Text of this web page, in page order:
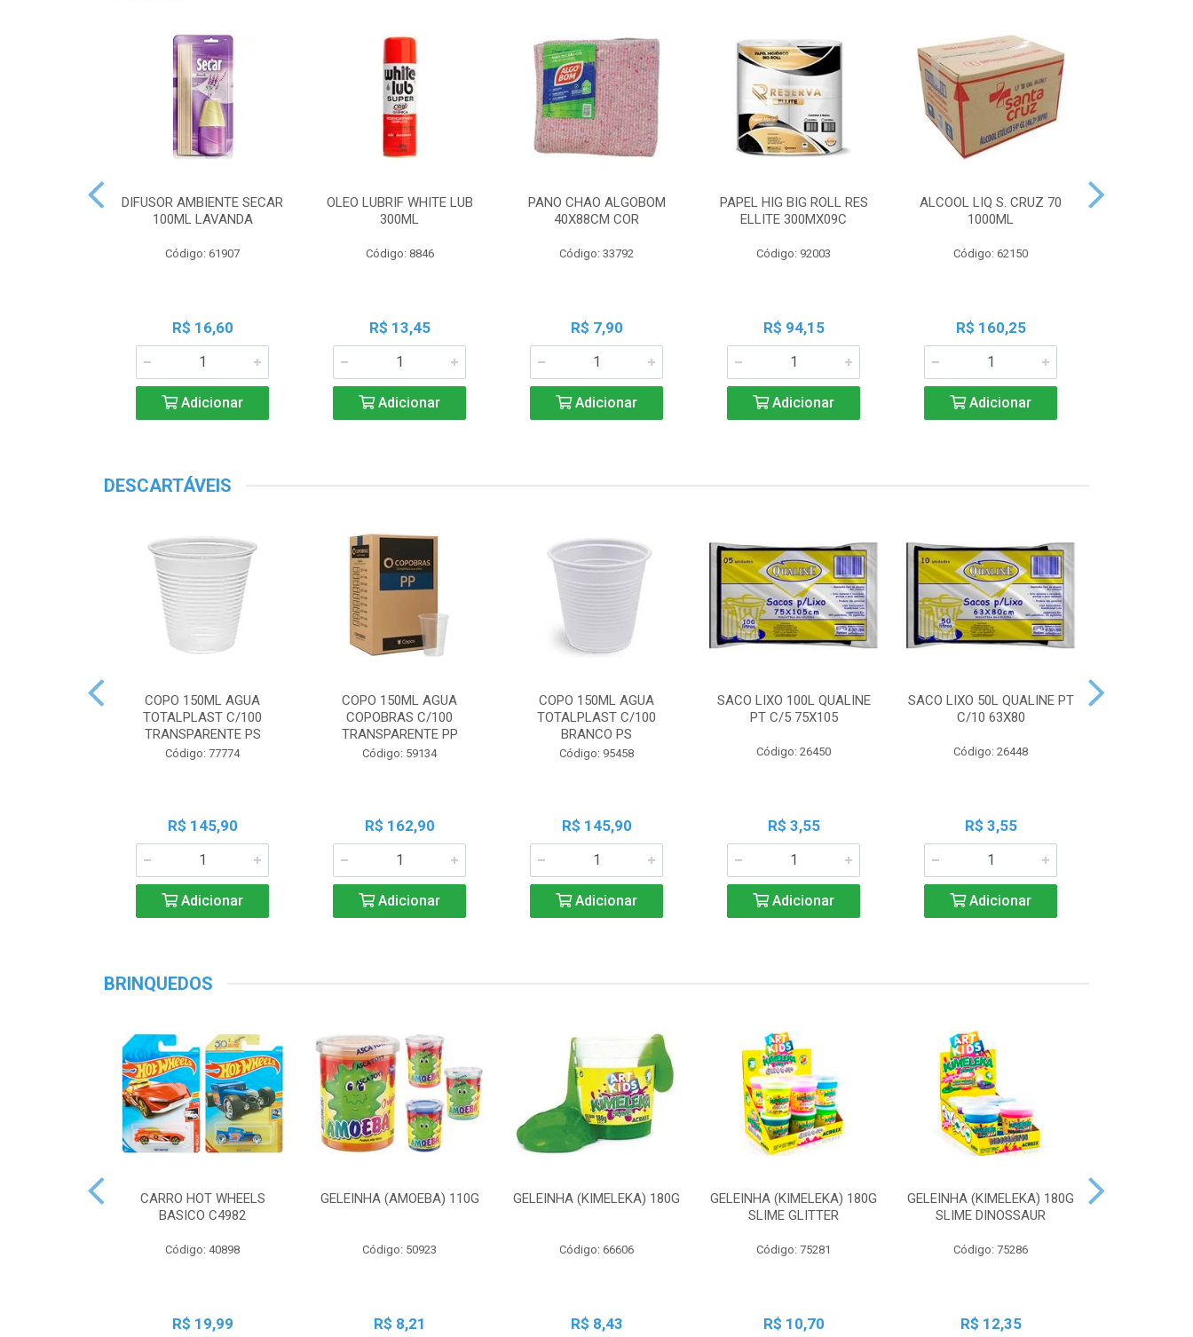
DIFUSOR AMBIENTE SECAR
100ML LAVANDA
Código: 61907
R$ 16,60
Adicionar
OLEO LUBRIF WHITE LUB
300ML
Código: 8846
R$ 13,45
Adicionar
PANO CHAO ALGOBOM
40X88CM COR
Código: 33792
R$ 7,90
Adicionar
PAPEL HIG BIG ROLL RES
ELLITE 300MX09C
Código: 92003
R$ 94,15
Adicionar
ALCOOL LIQ S. CRUZ 70
1000ML
Código: 62150
R$ 160,25
Adicionar
DESCARTÁVEIS
COPO 150ML AGUA
TOTALPLAST C/100
TRANSPARENTE PS
Código: 77774
R$ 145,90
Adicionar
COPO 150ML AGUA
COPOBRAS C/100
TRANSPARENTE PP
Código: 59134
R$ 162,90
Adicionar
COPO 150ML AGUA
TOTALPLAST C/100
BRANCO PS
Código: 95458
R$ 145,90
Adicionar
SACO LIXO 100L QUALINE
PT C/5 75X105
Código: 26450
R$ 3,55
Adicionar
SACO LIXO 50L QUALINE PT
C/10 63X80
Código: 26448
R$ 3,55
Adicionar
BRINQUEDOS
CARRO HOT WHEELS
BASICO C4982
Código: 40898
R$ 19,99
GELEINHA (AMOEBA) 110G
Código: 50923
R$ 8,21
GELEINHA (KIMELEKA) 180G
Código: 66606
R$ 8,43
GELEINHA (KIMELEKA) 180G
SLIME GLITTER
Código: 75281
R$ 10,70
GELEINHA (KIMELEKA) 180G
SLIME DINOSSAUR
Código: 75286
R$ 12,35